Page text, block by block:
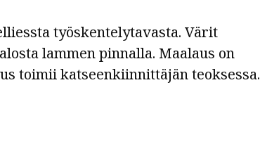
työskentelytavasta. Värit
lammen pinnalla. Maalaus on
toimii katseenkiinnittäjän teoksessa.